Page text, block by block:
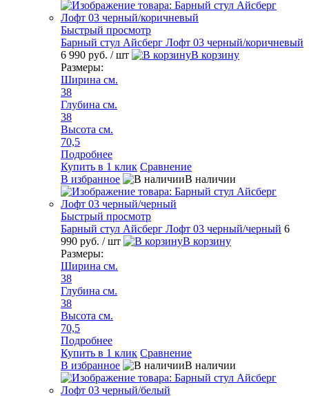
Быстрый просмотр
Барный стул Айсберг Лофт 03 черный/коричневый
6 990 руб. / шт
В корзину
Размеры:
Ширина см.
38
Глубина см.
38
Высота см.
70,5
Подробнее
Купить в 1 клик Сравнение
В избранное
В наличии
Быстрый просмотр
Барный стул Айсберг Лофт 03 черный/черный 6
990 руб. / шт
В корзину
Размеры:
Ширина см.
38
Глубина см.
38
Высота см.
70,5
Подробнее
Купить в 1 клик Сравнение
В избранное
В наличии